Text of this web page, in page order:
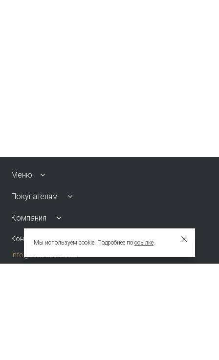
Меню
Покупателям
Компания
Контакты
info@emkafashion.ru
Мы используем cookie. Подробнее по ссылке